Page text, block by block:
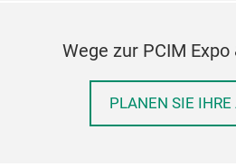
Wege zur PCIM
PLANEN SIE IHRE